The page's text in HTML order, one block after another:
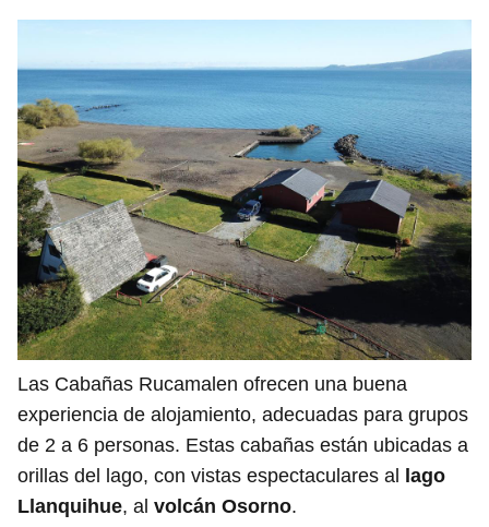
Las Cabañas Rucamalen ofrecen una buena
experiencia de alojamiento, adecuadas para grupos
de 2 a 6 personas. Estas cabañas están ubicadas a
orillas del lago, con vistas espectaculares al lago
Llanquihue, al volcán Osorno.